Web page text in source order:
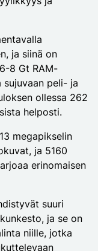
ja siinä on
8 Gt RAM-
peli- ja
ollessa 262
helposti.
megapikselin
ja 5160
erinomaisen
suuri
ja se on
niille, jotka